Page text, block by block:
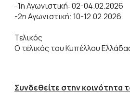
-1η Αγωνιστική: 02-04.02.2026
-2η Αγωνιστική: 10-12.02.2026
Τελικός
Ο τελικός του Κυπέλλου
Συνδεθείτε στην κοινότητα